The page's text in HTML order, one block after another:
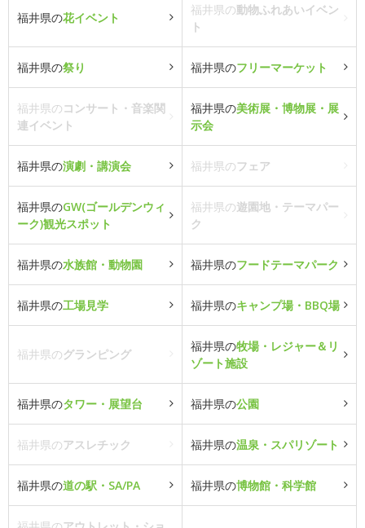
福井県の花イベント
福井県の動物ふれあいイベン
ト
福井県の祭り 福井県のフリーマーケット
福井県のコンサート・音楽関
連イベント
福井県の美術展・博物展・展
示会
福井県の演劇・講演会 福井県のフェア
福井県のGW(ゴールデンウィ
ーク)観光スポット
福井県の遊園地・テーマパー
ク
福井県の水族館・動物園 福井県のフードテーマパーク
福井県の工場見学 福井県のキャンプ場・BBQ場
福井県のグランピング
福井県の牧場・レジャー＆リ
ゾート施設
福井県のタワー・展望台 福井県の公園
福井県のアスレチック 福井県の温泉・スパリゾート
福井県の道の駅・SA/PA 福井県の博物館・科学館